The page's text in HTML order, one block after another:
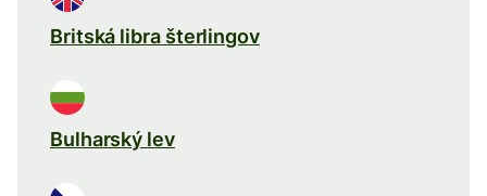
Britská libra šterlingov
Bulharský lev